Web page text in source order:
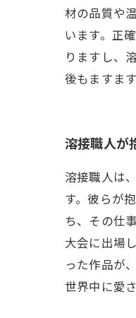
材の品質や
います。正
りますし、
後もますま
溶接職人が
溶接職人は
す。彼らが
ち、その仕
大会に出場
った作品が
世界中に愛